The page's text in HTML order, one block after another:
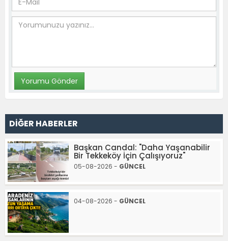
DİĞER HABERLER
Başkan Candal: "Daha Yaşanabilir
Bir Tekkeköy İçin Çalışıyoruz"
05-08-2026 - GÜNCEL
04-08-2026 - GÜNCEL